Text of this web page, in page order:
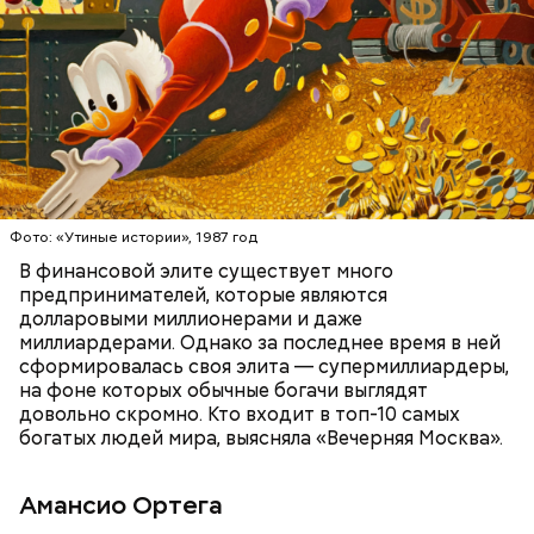
Фото: «Утиные истории», 1987 год
В финансовой элите существует много
предпринимателей, которые являются
долларовыми миллионерами и даже
миллиардерами. Однако за последнее время в ней
сформировалась своя элита — супермиллиардеры,
на фоне которых обычные богачи выглядят
довольно скромно. Кто входит в топ-10 самых
богатых людей мира, выясняла «Вечерняя Москва».
Амансио Ортега
Фото: Shutterstock
БОГАТСТВО
БИЗНЕС
ПРЕДПРИНИМАТЕЛИ
МИЛЛИАРДЕРЫ
ДЕНЬГИ
Люсиль Рандон (118 лет)
Фото: public domain